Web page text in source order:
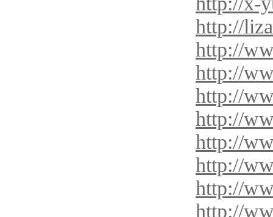
http://
http://
http://
http://
http://
http://
http://
http://
http://